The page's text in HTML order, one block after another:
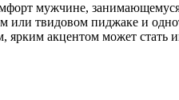
мужчине,
или твидовом пиджаке и
ярким акцентом может стать